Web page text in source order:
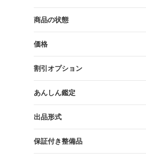
商品の状態
価格
割引オプション
あんしん鑑定
出品形式
保証付き整備品